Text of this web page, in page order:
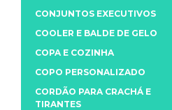
CONJUNTOS EXECUTIVOS
COOLER E BALDE DE GELO
COPA E COZINHA
COPO PERSONALIZADO
CORDÃO PARA CRACHÁ E
TIRANTES